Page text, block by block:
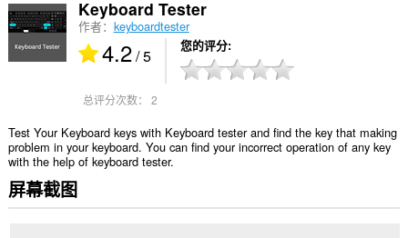
Keyboard Tester
作者： keyboardtester
4.2/ 5 您的评分
总评分次数： 2
Test Your Keyboard keys with Keyboard tester and find the key that making
problem in your keyboard. You can find your incorrect operation of any key
with the help of keyboard tester.
屏幕截图